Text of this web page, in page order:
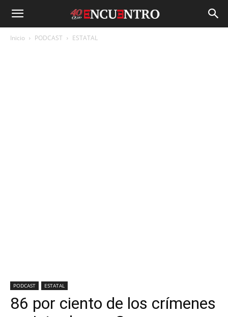
Inicio PODCAST ESTATAL
PODCAST ESTATAL
86 por ciento de los crímenes